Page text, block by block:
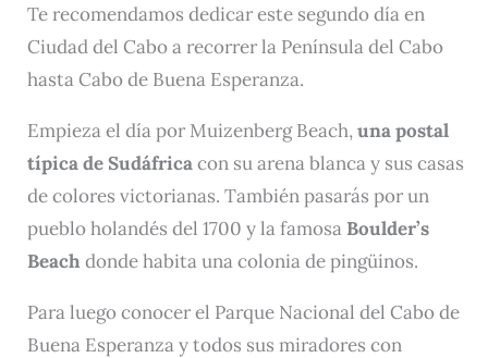
Te recomendamos dedicar este segundo día en
Ciudad del Cabo a recorrer la Península del Cabo
hasta Cabo de Buena Esperanza.
Empieza el día por Muizenberg Beach,una postal
típica de Sudáfricacon su arena blanca y sus casas
de colores victorianas. También pasarás por un
pueblo holandés del 1700 y la famosa Boulder’s
Beachdonde habita una colonia de pingüinos.
Para luego conocer el Parque Nacional del Cabo de
Buena Esperanza y todos sus miradores con